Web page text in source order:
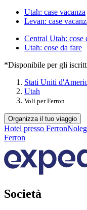
Utah: case vacanza
Levan: case
Central Utah: cose
Utah: cose da fare
*Disponibile per gli
Stati Uniti
Utah
Voli per Ferron
Organizza il tuo viaggio
Hotel presso Ferron
Ferron
Società